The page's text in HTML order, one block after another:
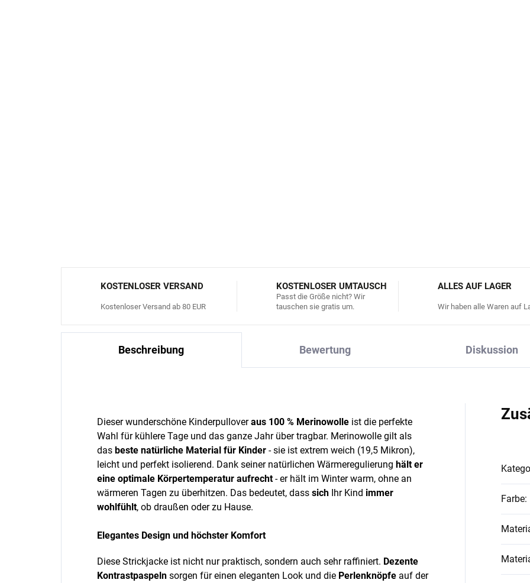
KOSTENLOSER VERSAND
Kostenloser Versand ab 80 EUR
KOSTENLOSER UMTAUSCH
Passt die Größe nicht? Wir
tauschen sie gratis um.
ALLES AUF LAGER
Wir haben alle Waren auf
Beschreibung Bewertung Diskussion
Dieser wunderschöne Kinderpulloveraus 100 % Merinowolle ist die perfekte
Wahl für kühlere Tage und das ganze Jahr über tragbar. Merinowolle gilt als
das beste natürliche Material für Kinder - sie ist extrem weich (19,5 Mikron),
leicht und perfekt isolierend. Dank seiner natürlichen Wärmeregulierung hält er
eine optimale Körpertemperatur aufrecht- er hält im Winter warm, ohne an
wärmeren Tagen zu überhitzen. Das bedeutet, dass sich Ihr Kind immer
wohlfühlt, ob draußen oder zu Hause.
Elegantes Design und höchster Komfort
Diese Strickjacke ist nicht nur praktisch, sondern auch sehr raffiniert. Dezente
Kontrastpaspeln sorgen für einen eleganten Look und die Perlenknöpfe auf der
Farbe: